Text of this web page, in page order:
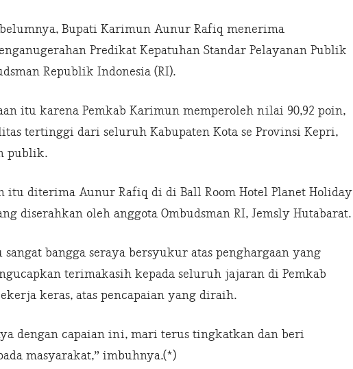
Bupati Karimun Aunur Rafiq menerima
Predikat Kepatuhan Standar Pelayanan Publik
Republik Indonesia (RI).
itu karena Pemkab Karimun memperoleh nilai 90,92 poin,
tertinggi dari seluruh Kabupaten Kota se Provinsi Kepri,
publik.
itu diterima Aunur Rafiq di di Ball Room Hotel Planet Holiday
diserahkan oleh anggota Ombudsman RI, Jemsly Hutabarat.
bangga seraya bersyukur atas penghargaan yang
terimakasih kepada seluruh jajaran di Pemkab
keras, atas pencapaian yang diraih.
dengan capaian ini, mari terus tingkatkan dan beri
masyarakat,” imbuhnya.(*)